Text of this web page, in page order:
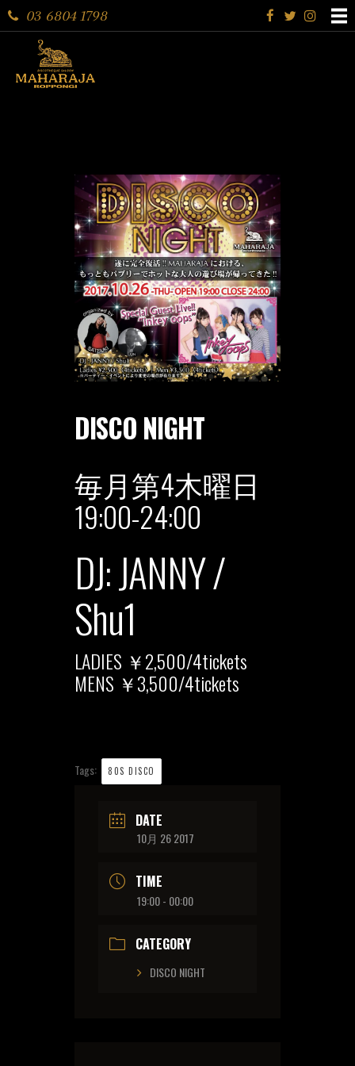
03 6804 1798
DISCO NIGHT
毎月第4木曜日
19:00-24:00
DJ: JANNY /
Shu1
LADIES ￥2,500/4tickets
MENS ￥3,500/4tickets
Tags: 80S DISCO
DATE
10月 26 2017
TIME
19:00 - 00:00
CATEGORY
DISCO NIGHT